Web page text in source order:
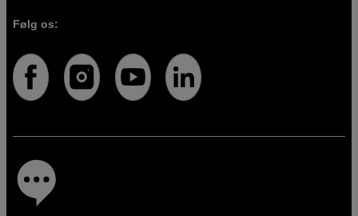
Følg os: